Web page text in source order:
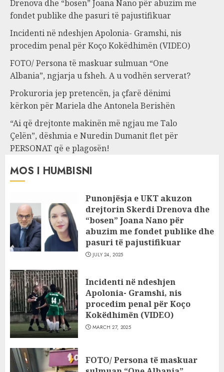
Drenova dhe “bosen” Joana Nano për abuzim me
fondet publike dhe pasuri të pajustifikuar
Incidenti në ndeshjen Apolonia- Gramshi, nis
procedim penal për Koço Kokëdhimën (VIDEO)
FOTO/ Persona të maskuar sulmuan “One
Albania”, ngjarja u fsheh. A u vodhën serverat?
Prokuroria jep pretencën, ja çfarë dënimi
kërkon për Mariela dhe Antonela Berishën
“Ai që drejtonte makinën më ngjau me Talo
Çelën”, dëshmia e Nuredin Dumanit flet për
PERSONAT që e plagosën!
MOS I HUMBISNI
Punonjësja e UKT akuzon
drejtorin Skerdi Drenova dhe
“bosen” Joana Nano për
abuzim me fondet publike dhe
pasuri të pajustifikuar
JULY 24, 2025
Incidenti në ndeshjen
Apolonia- Gramshi, nis
procedim penal për Koço
Kokëdhimën (VIDEO)
MARCH 27, 2025
FOTO/ Persona të maskuar